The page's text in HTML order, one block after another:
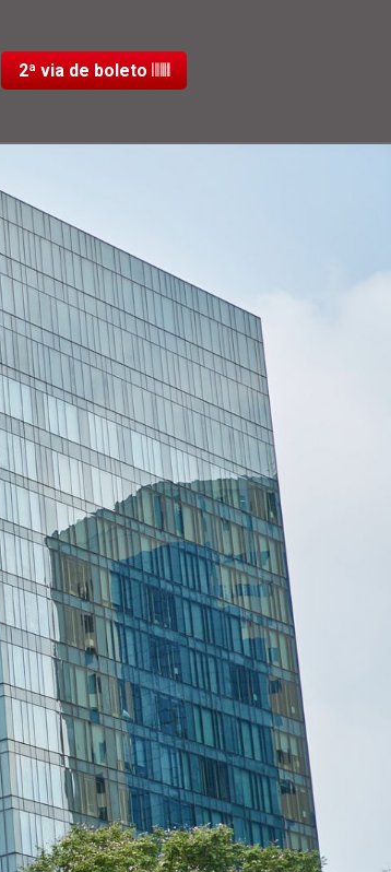
2ª via de boleto